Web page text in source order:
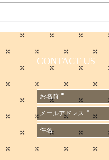
無料会員に
e/
CONTACT US